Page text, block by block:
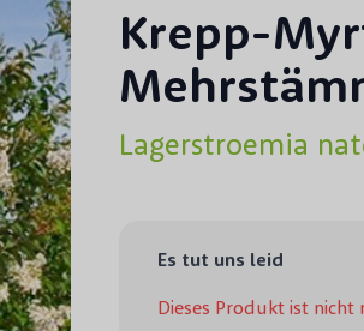
Krepp-
Lagerstroemia
Es tut uns leid
Dieses Produkt ist